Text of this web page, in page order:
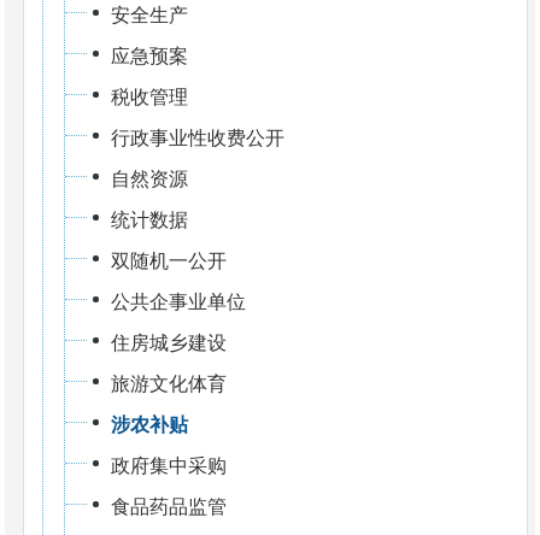
安全生产
应急预案
税收管理
行政事业性收费公开
自然资源
统计数据
双随机一公开
公共企事业单位
住房城乡建设
旅游文化体育
涉农补贴
政府集中采购
食品药品监管